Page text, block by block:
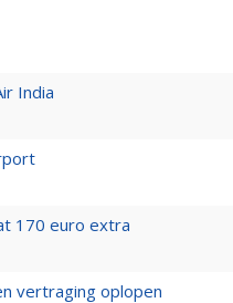
India
170 euro extra
vertraging oplopen